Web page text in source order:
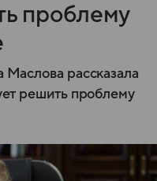
проблему
Маслова рассказала
решить проблему